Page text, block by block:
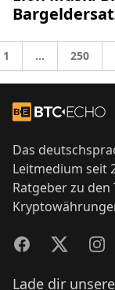
Gehe zur Seite
1 … Gehe
250
Zur Startseite
Das
Leitmedium seit
Ratgeber zu
FacebookTwitter
Lade dir